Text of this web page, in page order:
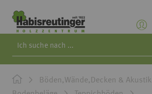
Böden,Wände,Decken & Akustik